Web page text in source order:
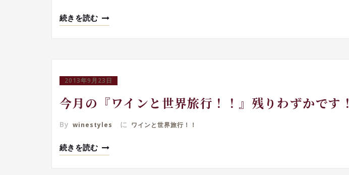
続きを読む
2013年9月23日
今月の『ワインと世界旅行！！』残りわずかです！
By winestyles に ワインと世界旅行！！
続きを読む